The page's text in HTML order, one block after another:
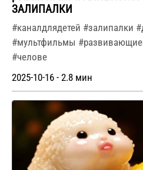
ЗАЛИПАЛКИ
#каналдлядетей #залипалки
#мультфильмы
#челове
2025-10-16 - 2.8 мин